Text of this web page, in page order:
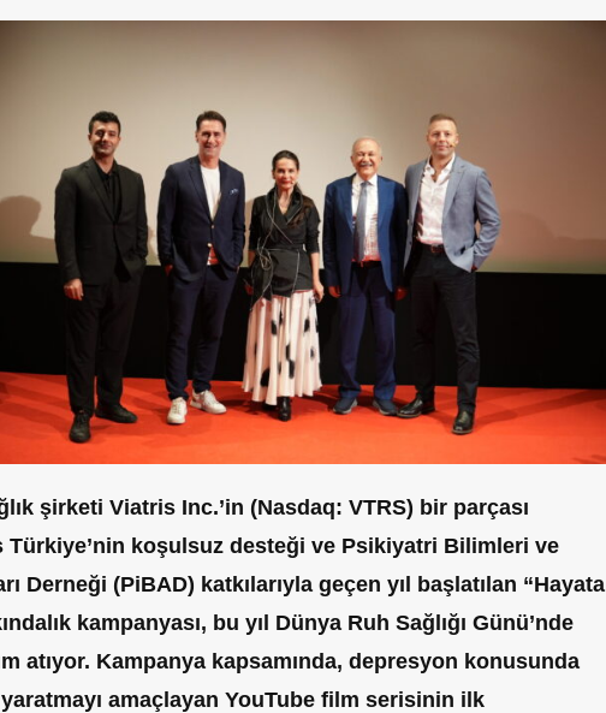
şirketi Viatris Inc.’in (Nasdaq: VTRS) bir parçası
Türkiye’nin koşulsuz desteği ve Psikiyatri Bilimleri ve
Derneği (PiBAD) katkılarıyla geçen yıl başlatılan “Hayata
kampanyası, bu yıl Dünya Ruh Sağlığı Günü’nde
atıyor. Kampanya kapsamında, depresyon konusunda
yaratmayı amaçlayan YouTube film serisinin ilk